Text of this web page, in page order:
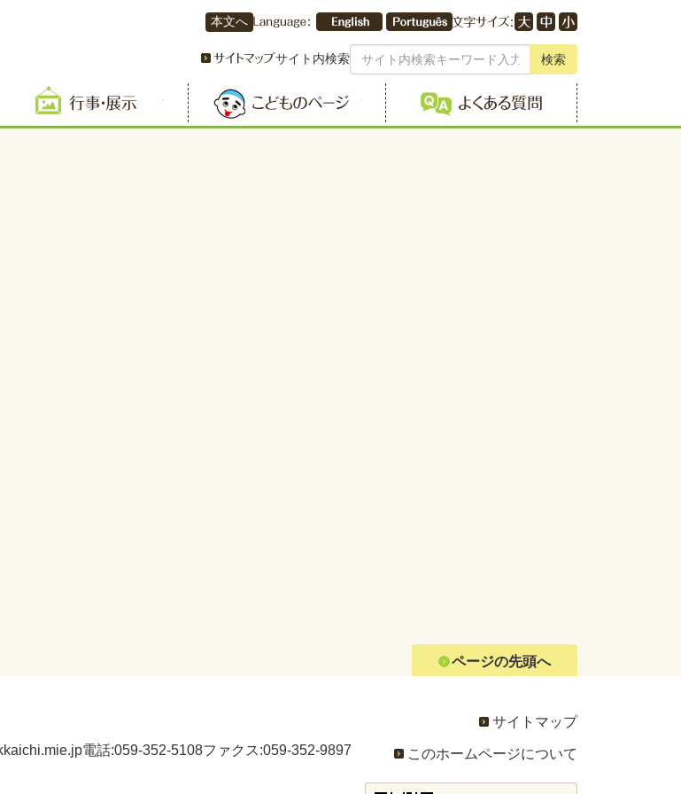
本文へ
サイト内検索 検索
探す 行事・展示 こどものページ よくある質問
ページの先頭へ
電話:059-352-5108ファクス:059-352-9897
サイトマップ
このホームページについて